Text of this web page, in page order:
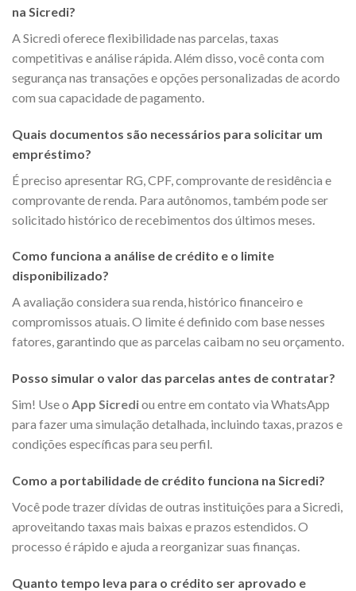
na Sicredi?
A Sicredi oferece flexibilidade nas parcelas, taxas
competitivas e análise rápida. Além disso, você conta com
segurança nas transações e opções personalizadas de acordo
com sua capacidade de pagamento.
Quais documentos são necessários para solicitar um
empréstimo?
É preciso apresentar RG, CPF, comprovante de residência e
comprovante de renda. Para autônomos, também pode ser
solicitado histórico de recebimentos dos últimos meses.
Como funciona a análise de crédito e o limite
disponibilizado?
A avaliação considera sua renda, histórico financeiro e
compromissos atuais. O limite é definido com base nesses
fatores, garantindo que as parcelas caibam no seu orçamento.
Posso simular o valor das parcelas antes de contratar?
Sim! Use o App Sicrediou entre em contato via WhatsApp
para fazer uma simulação detalhada, incluindo taxas, prazos e
condições específicas para seu perfil.
Como a portabilidade de crédito funciona na Sicredi?
Você pode trazer dívidas de outras instituições para a Sicredi,
aproveitando taxas mais baixas e prazos estendidos. O
processo é rápido e ajuda a reorganizar suas finanças.
Quanto tempo leva para o crédito ser aprovado e